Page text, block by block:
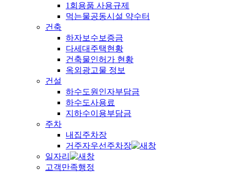
1회용품 사용규제
먹는물공동시설 약수터
건축
하자보수보증금
다세대주택현황
건축물인허가 현황
옥외광고물 정보
건설
하수도원인자부담금
하수도사용료
지하수이용부담금
주차
내집주차장
거주자우선주차장
일자리
고객만족행정